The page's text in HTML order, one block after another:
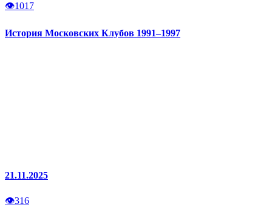
👁1017
История Московских Клубов 1991–1997
21.11.2025
👁316